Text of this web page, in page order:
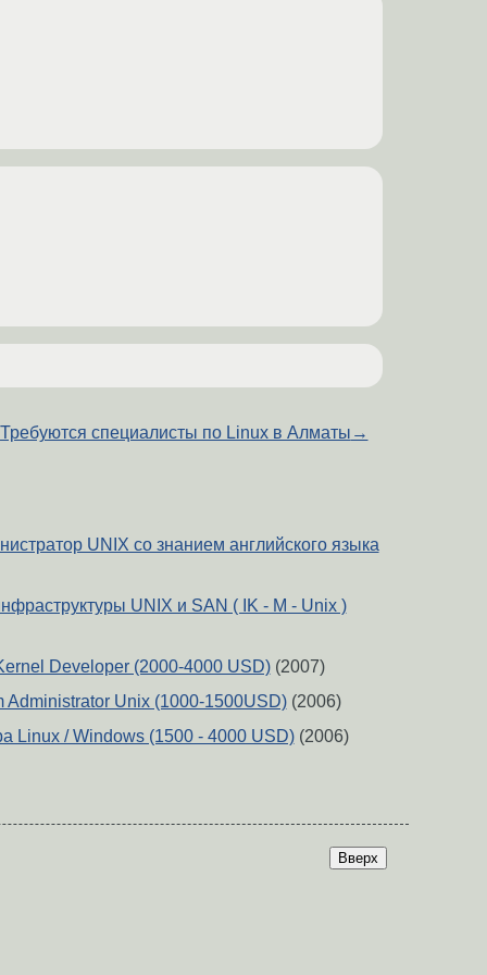
Требуются специалисты по Linux в Алматы →
UNIX со знанием английского языка
UNIX и SAN ( IK - M - Unix )
Developer (2000-4000 USD)(2007)
Administrator Unix (1000-1500USD)(2006)
Linux / Windows (1500 - 4000 USD)(2006)
Вверх